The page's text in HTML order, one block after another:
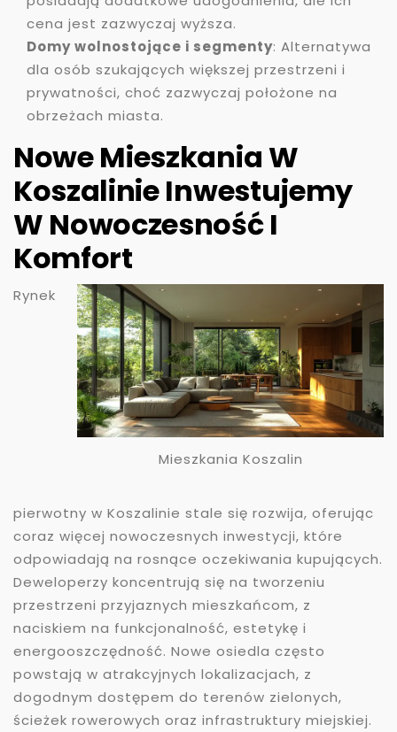
cena jest zazwyczaj wyższa.
Domy wolnostojące i segmenty: Alternatywa
dla osób szukających większej przestrzeni i
prywatności, choć zazwyczaj położone na
obrzeżach miasta.
Nowe Mieszkania W
Koszalinie Inwestujemy
W Nowoczesność I
Komfort
Mieszkania Koszalin
Rynek
pierwotny w Koszalinie stale się rozwija, oferując
coraz więcej nowoczesnych inwestycji, które
odpowiadają na rosnące oczekiwania kupujących.
Deweloperzy koncentrują się na tworzeniu
przestrzeni przyjaznych mieszkańcom, z
naciskiem na funkcjonalność, estetykę i
energooszczędność. Nowe osiedla często
powstają w atrakcyjnych lokalizacjach, z
dogodnym dostępem do terenów zielonych,
ścieżek rowerowych oraz infrastruktury miejskiej.